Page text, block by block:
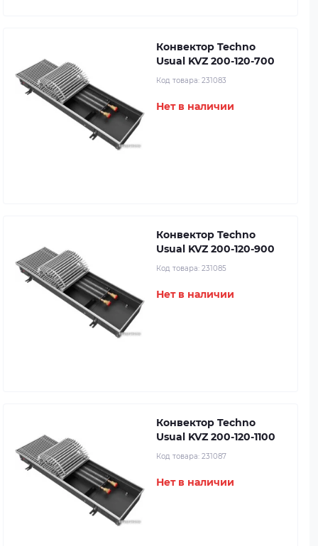
Конвектор Techno
Usual KVZ 200-120-700
Код товара: 231083
Нет в наличии
Конвектор Techno
Usual KVZ 200-120-900
Код товара: 231085
Нет в наличии
Конвектор Techno
Usual KVZ 200-120-1100
Код товара: 231087
Нет в наличии